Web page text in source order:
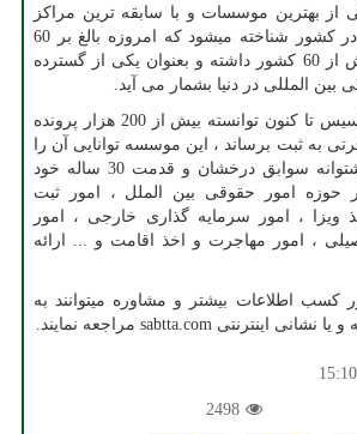
از بهترین موسسات و با سابقه ترین مراکز
امور ثبتی و حقوقی در کشور شناخته میشود که امروزه بالغ بر 60
نمایندگی فعال در بیش از 60 کشور داشته و بعنوان یکی از گسترده
المللی در دنیا بشمار می آید.
موسسه ثبتا از بدو تاسیس تا کنون توانسته بیش از 200 هزار پرونده
به ثبت برساند ، این موسسه توانایی آن را
داشته که بواسطه پشتوانه سوابق درخشان و قدمت 30 ساله خود
حوزه امور حقوقی بین الملل ، امور ثبت
، امور سرمایه گذاری خارجی ، امور
، امور مهاجرت و اخذ اقامت و ... ارائه
کسب اطلاعات بیشتر و مشاوره میتوانند به
نشانی اینترنتی sabtta.com مراجعه نمایند.
2498